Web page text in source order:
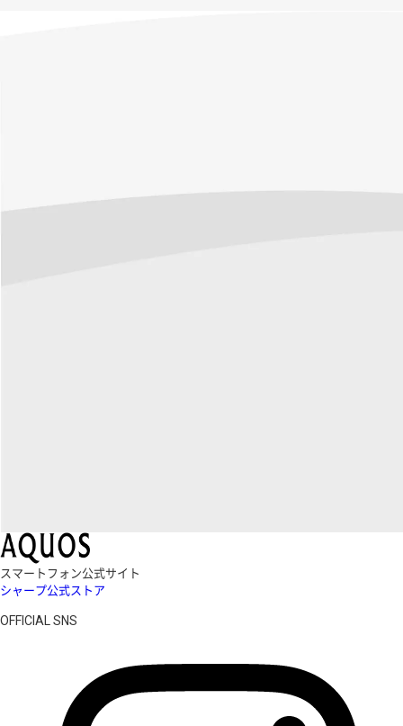
スマートフォン公式サイト
シャープ公式ストア
OFFICIAL SNS